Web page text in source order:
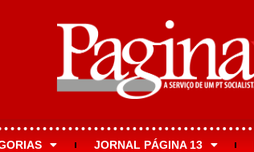
JORNAL PÁGINA 13